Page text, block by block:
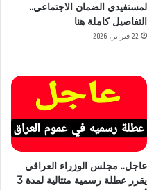
لمستفيدي الضمان الاجتماعي..
التفاصيل كاملة هنا
22 فبراير، 2026
عاجل.. مجلس الوزراء العراقي
يقرر عطلة رسمية متتالية لمدة 3